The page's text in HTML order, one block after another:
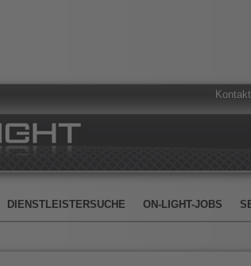
Kontakt
DIENSTLEISTERSUCHE ON-LIGHT-JOBS